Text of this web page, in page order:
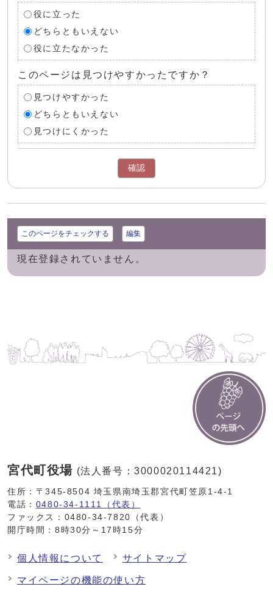
役に立った
どちらともいえない
役に立たなかった
このページは見つけやすかったですか？
見つけやすかった
どちらともいえない
見つけにくかった
確認
このページをチェックする 編集
現在登録されていません。
宮代町役場 (法人番号：3000020114421)
住所：〒345-8504 埼玉県南埼玉郡宮代町笠原1-4-1
電話： 0480-34-1111（代表）
ファックス：0480-34-7820（代表）
開庁時間：8時30分～17時15分
個人情報について サイトマップ
マイページの機能の使い方